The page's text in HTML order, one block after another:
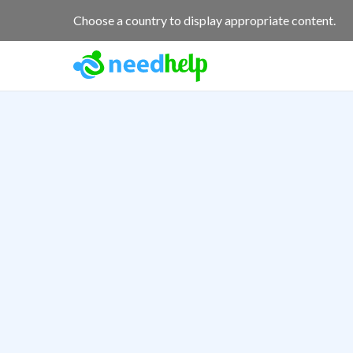
Choose a country to display appropriate content.